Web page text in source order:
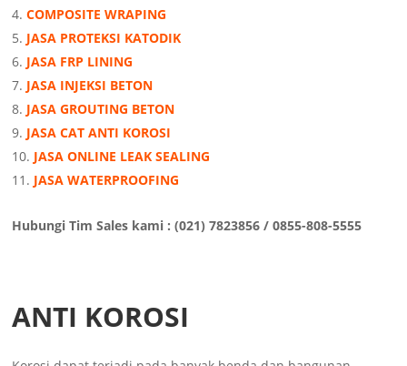
COMPOSITE WRAPING
JASA PROTEKSI KATODIK
JASA FRP LINING
JASA INJEKSI BETON
JASA GROUTING BETON
JASA CAT ANTI KOROSI
JASA ONLINE LEAK SEALING
JASA WATERPROOFING
Hubungi Tim Sales kami : (021) 7823856 / 0855-808-5555
ANTI KOROSI